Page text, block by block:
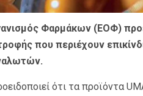
Φαρμάκων (ΕΟΦ)
που περιέχουν
ότι τα προϊόντα